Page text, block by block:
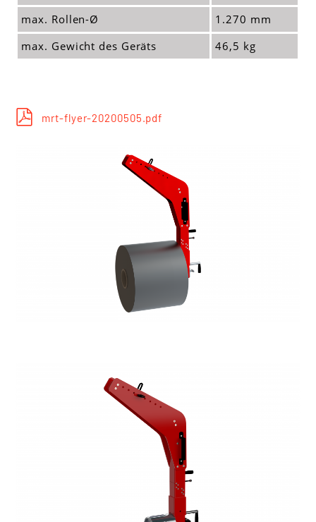
Zerkleinerung
Rollenschneider
Spannelemente
Stretch- und
Schrumpfhaubenmaschinen
max. Rollen-Ø
1.270 mm
max. Gewicht des Geräts
46,5 kg
mrt-flyer-20200505.pdf